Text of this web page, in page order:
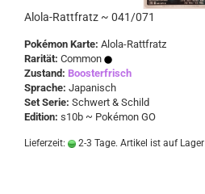
Alola-Rattfratz ~ 041/071
Pokémon Karte: Alola-Rattfratz
Rarität: Common
Zustand: Boosterfrisch
Sprache: Japanisch
Set Serie: Schwert & Schild
Edition: s10b ~ Pokémon GO
Lieferzeit: 2-3 Tage. Artikel ist auf Lager